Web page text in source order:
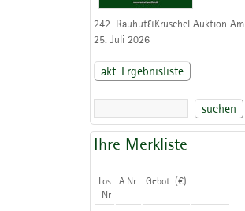
242. Rauhut&Kruschel Auktion Am
25. Juli 2026
akt. Ergebnisliste
suchen
Ihre Merkliste
Los
Nr
A.Nr. Gebot (€)